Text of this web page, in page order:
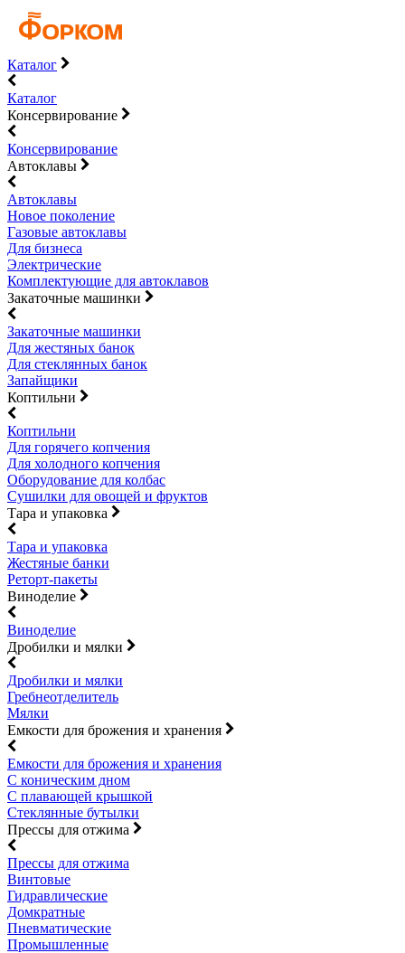
Каталог
Каталог
Консервирование
Консервирование
Автоклавы
Автоклавы
Новое поколение
Газовые автоклавы
Для бизнеса
Электрические
Комплектующие для автоклавов
Закаточные машинки
Закаточные машинки
Для жестяных банок
Для стеклянных банок
Запайщики
Коптильни
Коптильни
Для горячего копчения
Для холодного копчения
Оборудование для колбас
Сушилки для овощей и фруктов
Тара и упаковка
Тара и упаковка
Жестяные банки
Реторт-пакеты
Виноделие
Виноделие
Дробилки и мялки
Дробилки и мялки
Гребнеотделитель
Мялки
Емкости для брожения и хранения
Емкости для брожения и хранения
С коническим дном
С плавающей крышкой
Стеклянные бутылки
Прессы для отжима
Прессы для отжима
Винтовые
Гидравлические
Домкратные
Пневматические
Промышленные